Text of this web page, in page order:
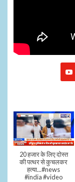
20 हजार के लिए दोस्त
की पत्थर से कुचलकर
हत्या...#news
#india #video